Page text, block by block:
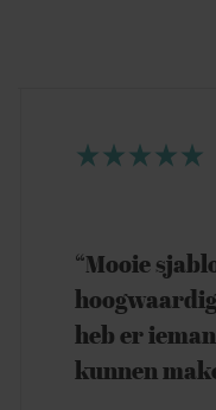
“Mooie
heb er
kunnen